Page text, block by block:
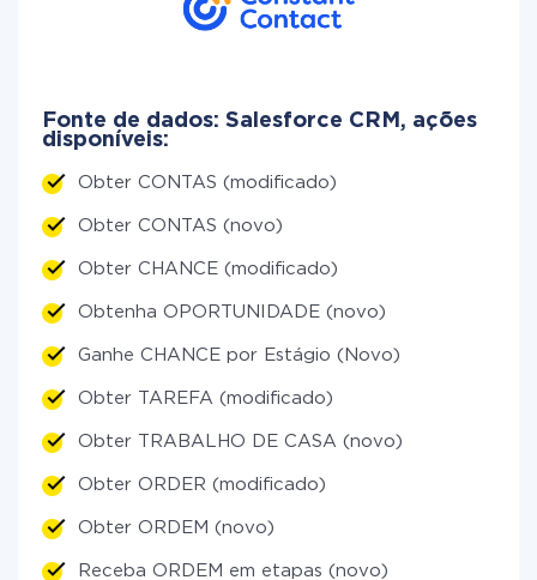
Fonte de dados: Salesforce CRM, ações
disponíveis:
Obter CONTAS (modificado)
Obter CONTAS (novo)
Obter CHANCE (modificado)
Obtenha OPORTUNIDADE (novo)
Ganhe CHANCE por Estágio (Novo)
Obter TAREFA (modificado)
Obter TRABALHO DE CASA (novo)
Obter ORDER (modificado)
Obter ORDEM (novo)
Receba ORDEM em etapas (novo)